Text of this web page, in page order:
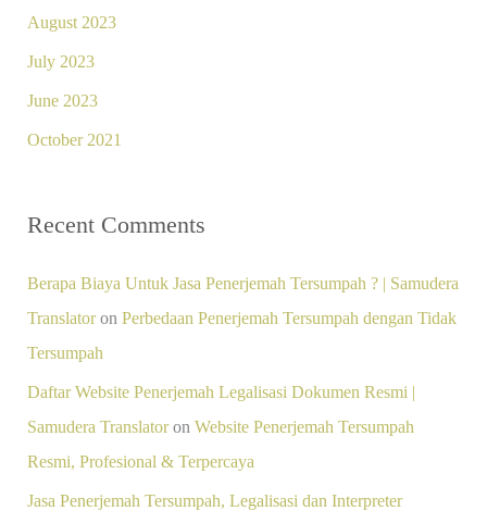
August 2023
July 2023
June 2023
October 2021
Recent Comments
Berapa Biaya Untuk Jasa Penerjemah Tersumpah ? | Samudera
Translatoron Perbedaan Penerjemah Tersumpah dengan Tidak
Tersumpah
Daftar Website Penerjemah Legalisasi Dokumen Resmi |
Samudera Translatoron Website Penerjemah Tersumpah
Resmi, Profesional & Terpercaya
Jasa Penerjemah Tersumpah, Legalisasi dan Interpreter